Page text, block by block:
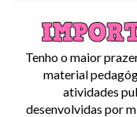
Tenho o maior
material
atividades
desenvolvidas por